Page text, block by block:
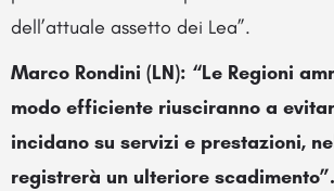
dell’attuale assetto dei Lea”.
Marco Rondini (LN): “Le Regioni
modo efficiente riusciranno a
incidano su servizi e prestazioni,
registrerà un ulteriore scadimento”.